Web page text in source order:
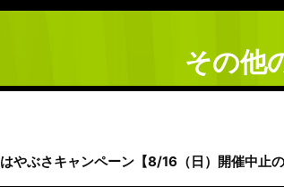
その他
はやぶさキャンペーン【8/16（日）開催中止の